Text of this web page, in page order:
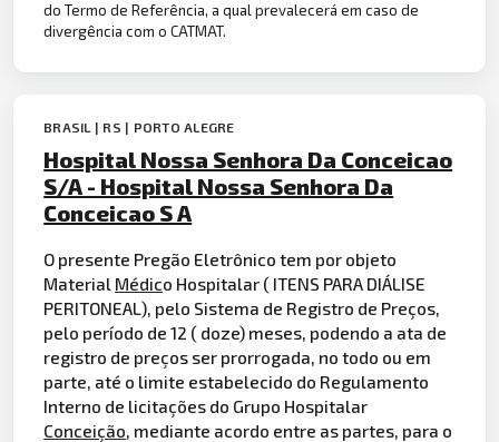
do Termo de Referência, a qual prevalecerá em caso de
divergência com o CATMAT.
BRASIL | RS | PORTO ALEGRE
Hospital Nossa Senhora Da Conceicao
S/A - Hospital Nossa Senhora Da
Conceicao S A
O presente Pregão Eletrônico tem por objeto
Material Médico Hospitalar ( ITENS PARA DIÁLISE
PERITONEAL), pelo Sistema de Registro de Preços,
pelo período de 12 ( doze) meses, podendo a ata de
registro de preços ser prorrogada, no todo ou em
parte, até o limite estabelecido do Regulamento
Interno de licitações do Grupo Hospitalar
Conceição , mediante acordo entre as partes, para o